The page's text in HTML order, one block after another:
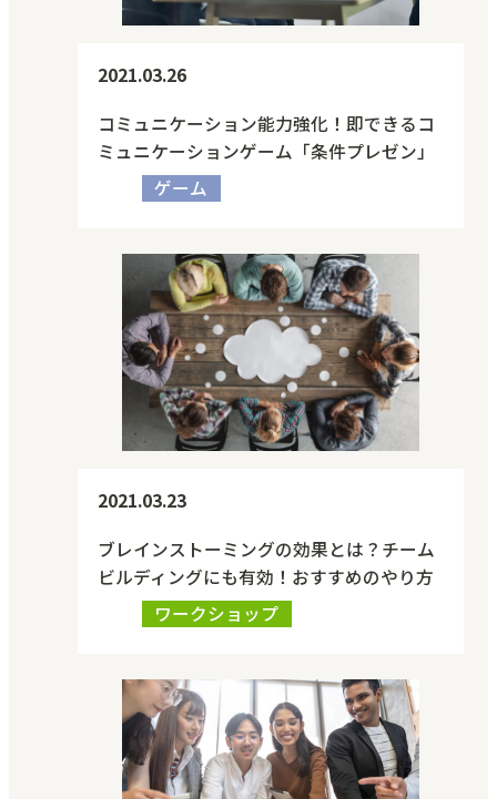
2021.03.26
コミュニケーション能力強化！即できるコ
ミュニケーションゲーム「条件プレゼン」
ゲーム
2021.03.23
ブレインストーミングの効果とは？チーム
ビルディングにも有効！おすすめのやり方
ワークショップ